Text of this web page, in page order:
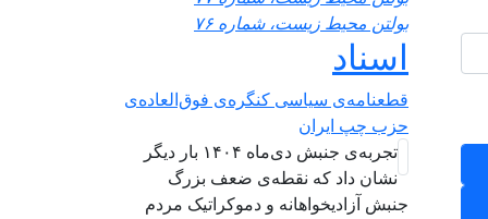
بولتن محیط زیست، شماره ۷۶
اسناد
قطعنامه‌ی سیاسی کنگره‌ی فوق‌العاده‌ی
حزب چپ ایران
تجربه‌ی جنبش دی‌ماه ۱۴۰۴ بار دیگر
نشان داد که نقطه‌ی ضعف بزرگ
جنبش آزادیخواهانه و دموکراتیک مردم